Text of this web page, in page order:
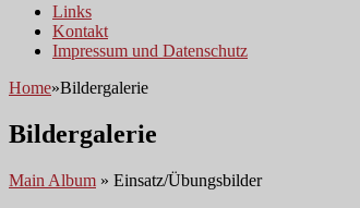
Links
Kontakt
Impressum und Datenschutz
Home»Bildergalerie
Bildergalerie
Main Album » Einsatz/Übungsbilder